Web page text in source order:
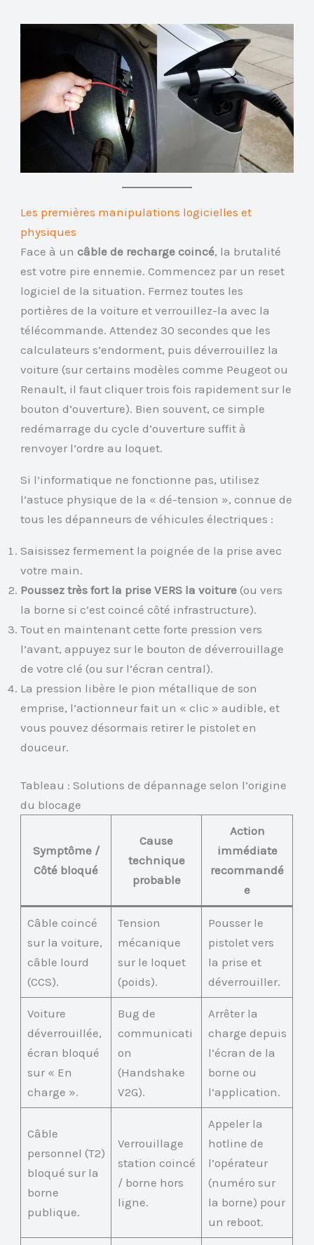
Les premières manipulations logicielles et
physiques
Face à uncâble de recharge coincé, la brutalité
est votre pire ennemie. Commencez par un reset
logiciel de la situation. Fermez toutes les
portières de la voiture et verrouillez-la avec la
télécommande. Attendez 30 secondes que les
calculateurs s’endorment, puis déverrouillez la
voiture (sur certains modèles comme Peugeot ou
Renault, il faut cliquer trois fois rapidement sur le
bouton d’ouverture). Bien souvent, ce simple
redémarrage du cycle d’ouverture suffit à
renvoyer l’ordre au loquet.
Si l’informatique ne fonctionne pas, utilisez
l’astuce physique de la « dé-tension », connue de
tous les dépanneurs de véhicules électriques :
Saisissez fermement la poignée de la prise avec
votre main.
Poussez très fort la prise VERS la voiture (ou vers
la borne si c’est coincé côté infrastructure).
Tout en maintenant cette forte pression vers
l’avant, appuyez sur le bouton de déverrouillage
de votre clé (ou sur l’écran central).
La pression libère le pion métallique de son
emprise, l’actionneur fait un « clic » audible, et
vous pouvez désormais retirer le pistolet en
douceur.
Tableau : Solutions de dépannage selon l’origine
du blocage
Symptôme /
Côté bloqué
Cause
technique
probable
Action
immédiate
recommandé
e
Câble coincé
sur la voiture,
câble lourd
(CCS).
Tension
mécanique
sur le loquet
(poids).
Pousser le
pistolet vers
la prise et
déverrouiller.
Voiture
déverrouillée,
écran bloqué
sur « En
charge ».
Bug de
communicati
on
(Handshake
V2G).
Arrêter la
charge depuis
l’écran de la
borne ou
l’application.
Câble
personnel (T2)
bloqué sur la
borne
publique.
Verrouillage
station coincé
/ borne hors
ligne.
Appeler la
hotline de
l’opérateur
(numéro sur
la borne) pour
un reboot.